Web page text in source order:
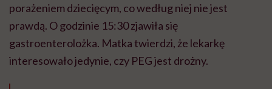
porażeniem dziecięcym, co według niej nie jest
prawdą. O godzinie 15:30 zjawiła się
gastroenterolożka. Matka twierdzi, że lekarkę
interesowało jedynie, czy PEG jest drożny.